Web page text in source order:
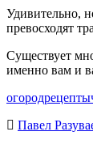
Удивительно,
превосходят
Существует
именно вам и
огородрецепты
Павел